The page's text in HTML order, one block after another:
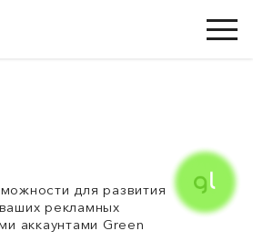
для развития
рекламных
аккаунтами Green